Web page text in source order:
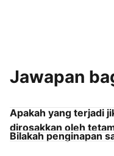
Jawapan
Apakah yang terjadi
dirosakkan oleh
Bilakah penginapan